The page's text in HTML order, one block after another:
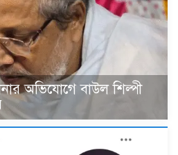
অভিযোগে বাউল শিল্পী